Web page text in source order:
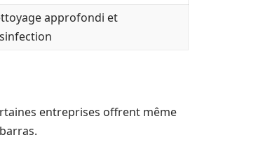
approfondi et
entreprises offrent même